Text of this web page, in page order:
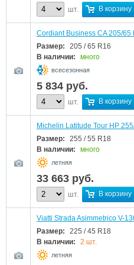
шт. В корзину
Cordiant Business CA 205/65
Размер:
205 / 65 R16
В наличии:
много
всесезонная
5 834 руб.
шт. В корзину
Michelin Latitude Tour HP
Размер:
255 / 55 R18
В наличии:
много
летняя
33 663 руб.
шт. В корзину
Viatti Strada Asimmetrico V-
Размер:
225 / 45 R18
В наличии:
2 шт.
летняя